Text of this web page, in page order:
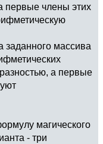
первые члены этих
заданного массива
а первые
магического
- три